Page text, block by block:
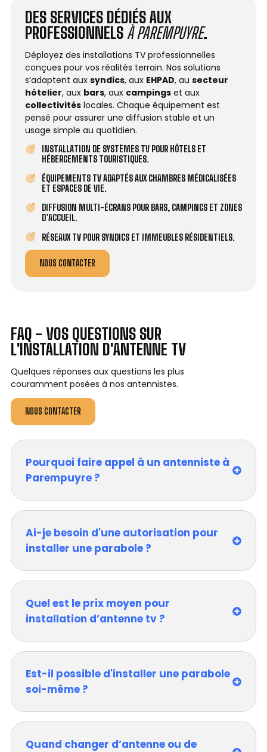
DES SERVICES DÉDIÉS AUX
PROFESSIONNELS À PAREMPUYRE.
Déployez des installations TV professionnelles
conçues pour vos réalités terrain. Nos solutions
s’adaptent aux syndics, aux EHPAD, au secteur
hôtelier, aux bars, aux campings et aux
collectivités locales. Chaque équipement est
pensé pour assurer une diffusion stable et un
usage simple au quotidien.
INSTALLATION DE SYSTÈMES TV POUR HÔTELS ET
HÉBERGEMENTS TOURISTIQUES.
ÉQUIPEMENTS TV ADAPTÉS AUX CHAMBRES MÉDICALISÉES
ET ESPACES DE VIE.
DIFFUSION MULTI-ÉCRANS POUR BARS, CAMPINGS ET ZONES
D’ACCUEIL.
RÉSEAUX TV POUR SYNDICS ET IMMEUBLES RÉSIDENTIELS.
NOUS CONTACTER
FAQ - VOS QUESTIONS SUR
L'INSTALLATION D'ANTENNE TV
Quelques réponses aux questions les plus
couramment posées à nos antennistes.
NOUS CONTACTER
Pourquoi faire appel à un antenniste à
Parempuyre ?
Ai-je besoin d'une autorisation pour
installer une parabole ?
Quel est le prix moyen pour
installation d’antenne tv ?
Est-il possible d'installer une parabole
soi-même ?
Quand changer d’antenne ou de